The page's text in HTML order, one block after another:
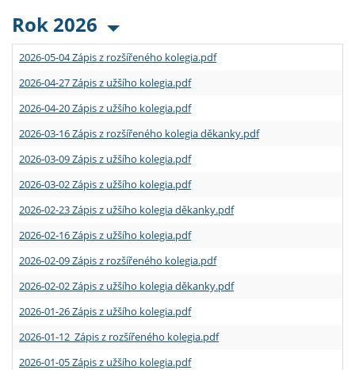
Rok 2026
2026-05-04 Zápis z rozšířeného kolegia.pdf
2026-04-27 Zápis z užšího kolegia.pdf
2026-04-20 Zápis z užšího kolegia.pdf
2026-03-16 Zápis z rozšířeného kolegia děkanky.pdf
2026-03-09 Zápis z užšího kolegia.pdf
2026-03-02 Zápis z užšího kolegia.pdf
2026-02-23 Zápis z užšího kolegia děkanky.pdf
2026-02-16 Zápis z užšího kolegia.pdf
2026-02-09 Zápis z rozšířeného kolegia.pdf
2026-02-02 Zápis z užšího kolegia děkanky.pdf
2026-01-26 Zápis z užšího kolegia.pdf
2026-01-12 Zápis z rozšířeného kolegia.pdf
2026-01-05 Zápis z užšího kolegia.pdf